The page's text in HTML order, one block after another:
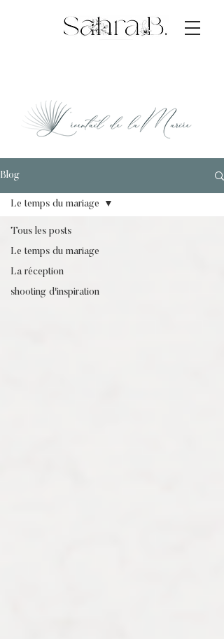
Blog
Tous les posts
Le temps du mariage
La réception
shooting d'inspiration
Le temps du mariage